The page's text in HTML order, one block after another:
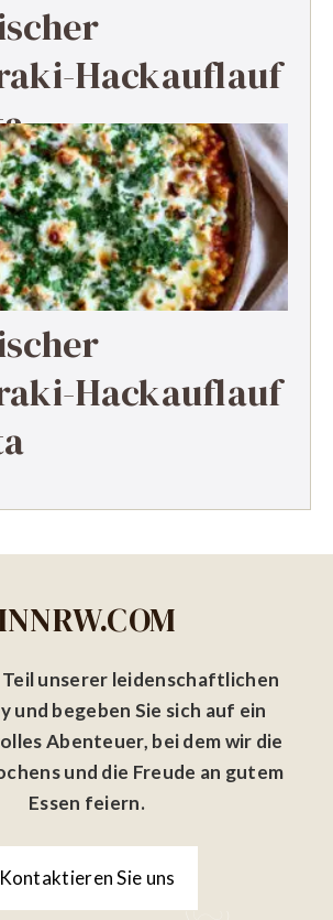
Hackauflauf
Hackauflauf
unserer leidenschaftlichen
und begeben Sie sich auf ein
Abenteuer, bei dem wir die
und die Freude an gutem
Essen feiern.
Kontaktieren Sie uns